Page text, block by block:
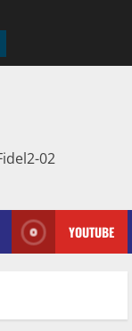
YOUTUBE